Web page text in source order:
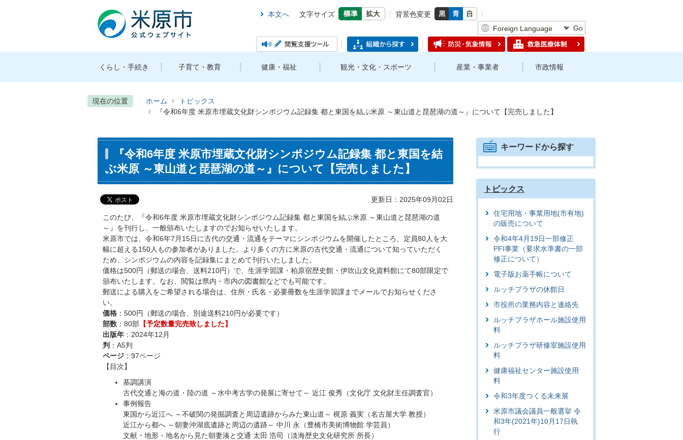
本文へ 文字サイズ
背景色変更
Go
くらし・手続き 子育て・教育 健康・福祉 観光・文化・スポーツ 産業・事業者 市政情報
現在の位置 ホーム
トピックス
『令和6年度 米原市埋蔵文化財シンポジウム記録集 都と東国を結ぶ米原 ～東山道と琵琶湖の道～』について【完売しました】
『令和6年度 米原市埋蔵文化財シンポジウム記録集 都と東国を結
ぶ米原 ～東山道と琵琶湖の道～』について【完売しました】
更新日：2025年09月02日
このたび、『令和6年度 米原市埋蔵文化財シンポジウム記録集 都と東国を結ぶ米原 ～東山道と琵琶湖の道
～』を刊行し、一般頒布いたしますのでお知らせいたします。
米原市では、令和6年7月15日に古代の交通・流通をテーマにシンポジウムを開催したところ、定員80人を大
幅に超える150人もの参加者がありました。より多くの方に米原の古代交通・流通について知っていただく
ため、シンポジウムの内容を記録集にまとめて刊行いたしました。
価格は500円（郵送の場合、送料210円）で、生涯学習課・柏原宿歴史館・伊吹山文化資料館にて80部限定で
頒布いたします。なお、閲覧は県内・市内の図書館などでも可能です。
郵送による購入をご希望される場合は、住所・氏名・必要冊数を生涯学習課までメールでお知らせくださ
い。
価格 ：500円（郵送の場合、別途送料210円が必要です）
部数 ：80部 【予定数量完売致しました】
出版年 ：2024年12月
判 ：A5判
ページ ：97ページ
【目次】
基調講演
古代交通と海の道・陸の道 ～水中考古学の発展に寄せて～ 近江 俊秀（文化庁 文化財主任調査官）
事例報告
東国から近江へ ～不破関の発掘調査と周辺遺跡からみた東山道～ 梶原 義実（名古屋大学 教授）
近江から都へ ～朝妻沖湖底遺跡と周辺の遺跡～ 中川 永（豊橋市美術博物館 学芸員）
文献・地形・地名から見た朝妻湊と交通 太田 浩司（淡海歴史文化研究所 所長）
キーワードから探す
トピックス
住宅用地・事業用地(市有地)
の販売について
令和4年4月19日一部修正
PFI事業（要求水準書の一部
修正について）
電子版お薬手帳について
ルッチプラザの休館日
市役所の業務内容と連絡先
ルッチプラザホール施設使用
料
ルッチプラザ研修室施設使用
料
健康福祉センター施設使用
料
令和3年度つくる未来展
米原市議会議員一般選挙 令
和3年(2021年)10月17日執
行